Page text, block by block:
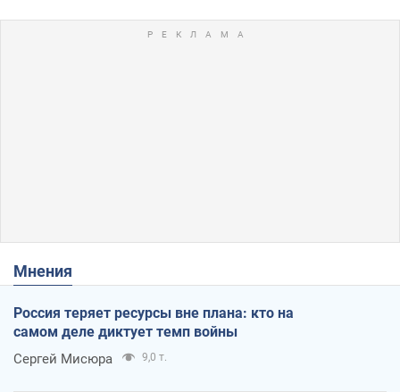
Мнения
Россия теряет ресурсы вне плана: кто на
самом деле диктует темп войны
Сергей Мисюра 9,0 т.